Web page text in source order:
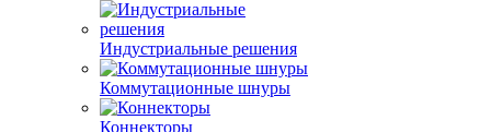
Индустриальные решения
Коммутационные шнуры
Коннекторы